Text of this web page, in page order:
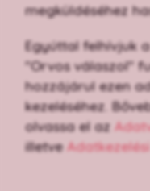
megküldéséhez
Egyúttal felhívjuk
"Orvos válaszol"
hozzájárul ezen
kezeléséhez.
olvassa el az
illetve